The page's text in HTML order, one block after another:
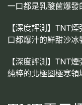
一口都是乳酸菌爆發
【深度評測】TNT
口都爆汁的鮮甜沙冰
【深度評測】TNT
純粹的北極圈極寒領